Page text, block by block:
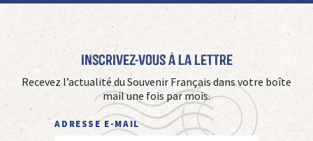
Inscrivez-vous à La Lettre
Recevez l’actualité du Souvenir Français dans votre boîte
mail une fois par mois.
ADRESSE E-MAIL